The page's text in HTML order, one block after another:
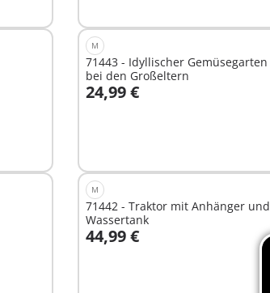
M
71443 - Idyllischer Gemüsegarten
bei den Großeltern
24,99 €
In den Warenkorb
M
71442 - Traktor mit Anhänger und
Wassertank
44,99 €
In den Warenkorb